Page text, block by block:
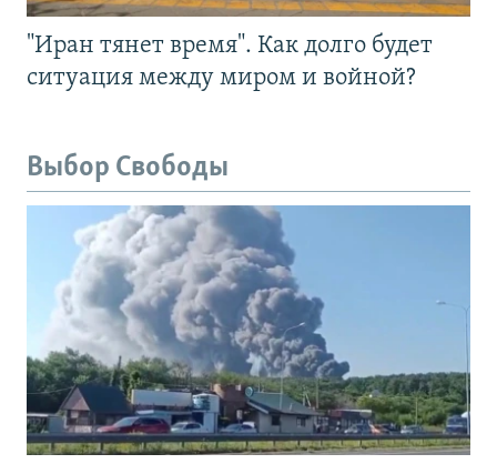
"Иран тянет время". Как долго будет
ситуация между миром и войной?
Выбор Свободы